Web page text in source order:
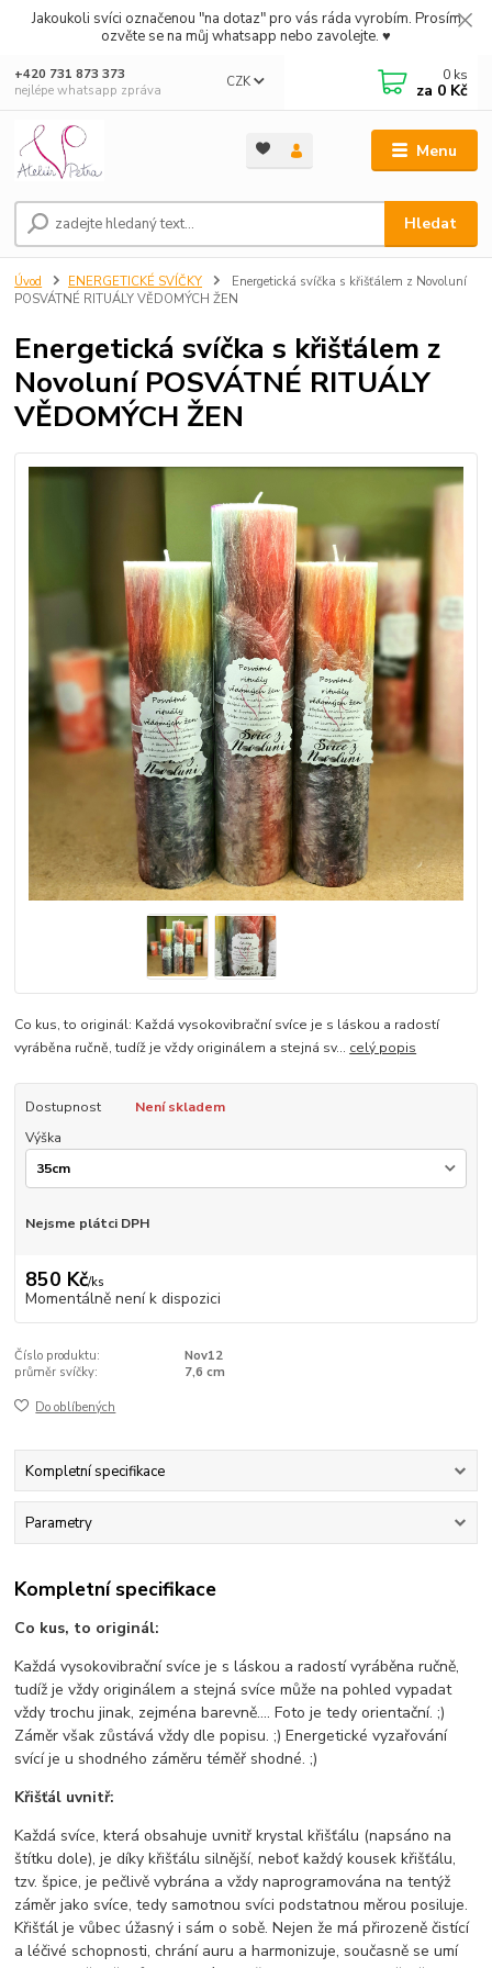
Jakoukoli svíci označenou "na dotaz" pro vás ráda vyrobím. Prosím
ozvěte se na můj whatsapp nebo zavolejte. ♥
Menu
CZK
Hledat
+420 731 873 373
nejlépe whatsapp zpráva
0 ks
za 0 Kč
Úvod ENERGETICKÉ SVÍČKY
Energetická svíčka s křišťálem z Novoluní
POSVÁTNÉ RITUÁLY VĚDOMÝCH ŽEN
Energetická svíčka s křišťálem z
Novoluní POSVÁTNÉ RITUÁLY
VĚDOMÝCH ŽEN
Co kus, to originál: Každá vysokovibrační svíce je s láskou a radostí
vyráběna ručně, tudíž je vždy originálem a stejná sv... celý popis
Dostupnost
Není skladem
Výška
Nejsme plátci DPH
850 Kč/ks
Momentálně není k dispozici
Číslo produktu:
Nov12
průměr svíčky:
7,6 cm
Do oblíbených
Kompletní specifikace
Parametry
Kompletní specifikace
Co kus, to originál:
Každá vysokovibrační svíce je s láskou a radostí vyráběna ručně,
tudíž je vždy originálem a stejná svíce může na pohled vypadat
vždy trochu jinak, zejména barevně.... Foto je tedy orientační. ;)
Záměr však zůstává vždy dle popisu. ;) Energetické vyzařování
svící je u shodného záměru téměř shodné. ;)
Křišťál uvnitř:
Každá svíce, která obsahuje uvnitř krystal křišťálu (napsáno na
štítku dole), je díky křišťálu silnější, neboť každý kousek křišťálu,
tzv. špice, je pečlivě vybrána a vždy naprogramována na tentýž
záměr jako svíce, tedy samotnou svíci podstatnou měrou posiluje.
Křišťál je vůbec úžasný i sám o sobě. Nejen že má přirozeně čistící
a léčivé schopnosti, chrání auru a harmonizuje, současně se umí